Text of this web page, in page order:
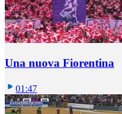
Una nuova Fiorentina
01:47